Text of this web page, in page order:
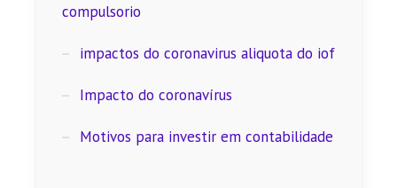
compulsorio
impactos do coronavirus aliquota do iof
Impacto do coronavírus
Motivos para investir em contabilidade